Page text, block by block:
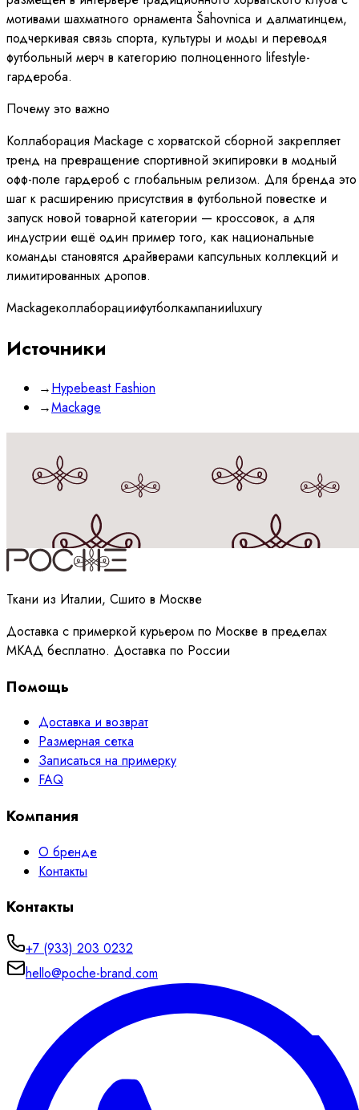
мотивами шахматного орнамента Šahovnica и далматинцем,
подчеркивая связь спорта, культуры и моды и переводя
футбольный мерч в категорию полноценного lifestyle-
гардероба.
Почему это важно
Коллаборация Mackage с хорватской сборной закрепляет
тренд на превращение спортивной экипировки в модный
офф-поле гардероб с глобальным релизом. Для бренда это
шаг к расширению присутствия в футбольной повестке и
запуск новой товарной категории — кроссовок, а для
индустрии ещё один пример того, как национальные
команды становятся драйверами капсульных коллекций и
лимитированных дропов.
Mackageколлаборациифутболкампанииluxury
Источники
→Hypebeast Fashion
→Mackage
Принимаюполитикуобработки данных
Ткани из Италии, Сшито в Москве
Доставка с примеркой курьером по Москве в пределах
МКАД бесплатно. Доставка по России
Помощь
Доставка и возврат
Размерная сетка
Записаться на примерку
FAQ
Компания
О бренде
Контакты
Контакты
+7 (933) 203 0232
hello@poche-brand.com